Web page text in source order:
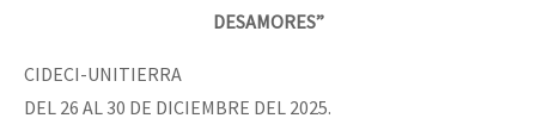
DESAMORES”
CIDECI-UNITIERRA
DEL 26 AL 30 DE DICIEMBRE DEL 2025.